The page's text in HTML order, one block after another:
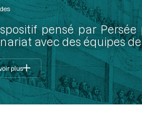
pensé par
avec des équipes
plus